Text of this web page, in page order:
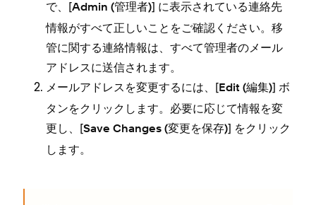
で⁠、[⁠Admin (⁠管理者⁠)⁠] に表示されている連絡先
情報がすべて正しいことをご確認ください⁠。移
管に関する連絡情報は⁠、すべて管理者のメ⁠ール
アドレスに送信されます⁠。
メ⁠ールアドレスを変更するには⁠、[⁠Edit (⁠編集⁠)⁠] ボ
タンをクリ⁠ックします⁠。必要に応じて情報を変
更し⁠、[⁠Save Changes (⁠変更を保存⁠)⁠] をクリ⁠ック
します⁠。